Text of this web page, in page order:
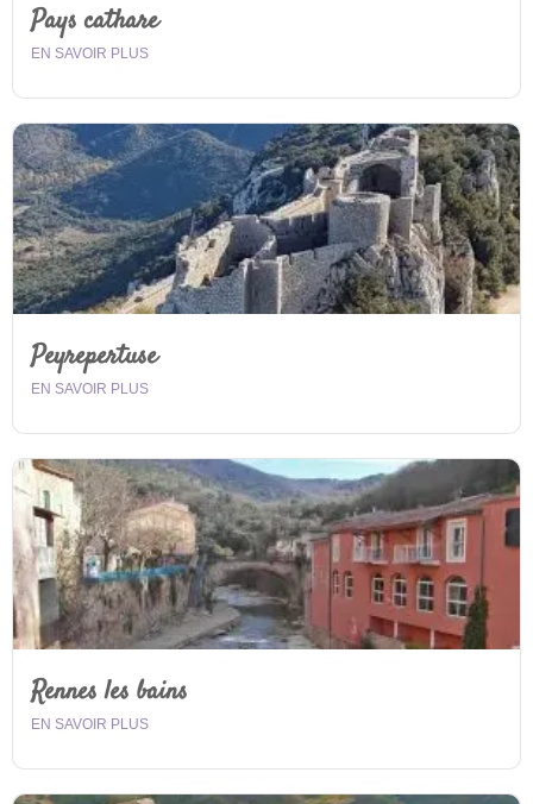
Pays cathare
EN SAVOIR PLUS
Peyrepertuse
EN SAVOIR PLUS
Rennes les bains
EN SAVOIR PLUS